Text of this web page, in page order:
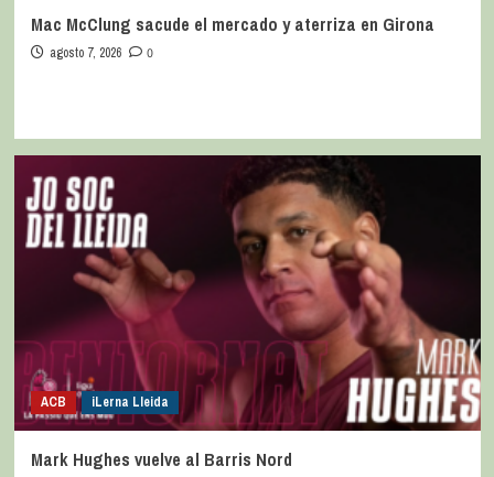
Mac McClung sacude el mercado y aterriza en Girona
agosto 7, 2026 0
ACB iLerna Lleida
Mark Hughes vuelve al Barris Nord